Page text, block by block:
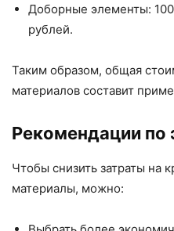
Доборные элементы:
рублей.
Таким образом, общая
материалов составит
Рекомендации по
Чтобы снизить затраты на
материалы, можно: